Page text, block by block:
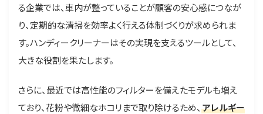
る企業では、車内が整っていることが顧客の安心感につなが
り、定期的な清掃を効率よく行える体制づくりが求められま
す。ハンディークリーナーはその実現を支えるツールとして、
大きな役割を果たします。
さらに、最近では高性能のフィルターを備えたモデルも増え
ており、花粉や微細なホコリまで取り除けるため、 アレルギー